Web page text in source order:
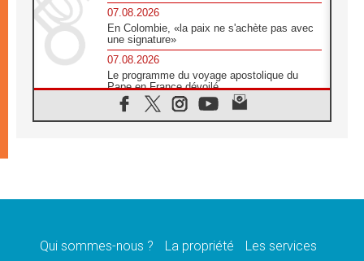
07.08.2026
En Colombie, «la paix ne s'achète pas avec
une signature»
07.08.2026
Le programme du voyage apostolique du
Pape en France dévoilé
07.08.2026
1ère Conférence continentale sur l'éducation
07.08.2026
07.08.2026
Qui sommes-nous ? La propriété
Les services